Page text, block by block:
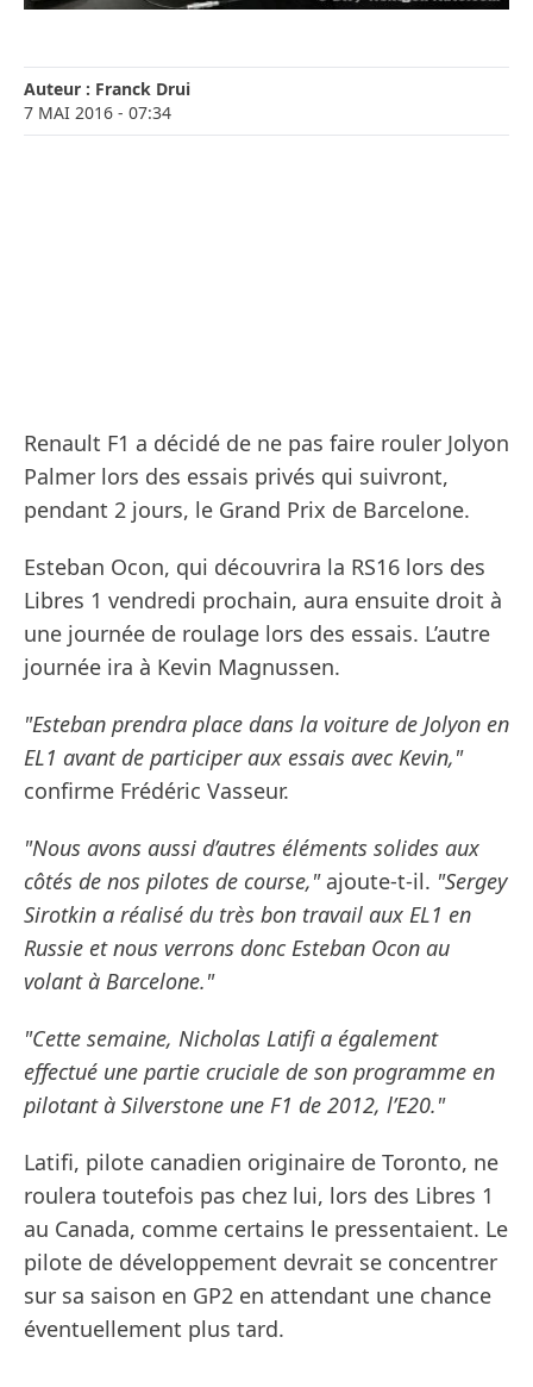
Auteur : Franck Drui
7 MAI 2016 - 07:34
Renault F1 a décidé de ne pas faire rouler Jolyon
Palmer lors des essais privés qui suivront,
pendant 2 jours, le Grand Prix de Barcelone.
Esteban Ocon, qui découvrira la RS16 lors des
Libres 1 vendredi prochain, aura ensuite droit à
une journée de roulage lors des essais. L’autre
journée ira à Kevin Magnussen.
"Esteban prendra place dans la voiture de Jolyon en
EL1 avant de participer aux essais avec Kevin,"
confirme Frédéric Vasseur.
"Nous avons aussi d’autres éléments solides aux
côtés de nos pilotes de course,"ajoute-t-il. "Sergey
Sirotkin a réalisé du très bon travail aux EL1 en
Russie et nous verrons donc Esteban Ocon au
volant à Barcelone."
"Cette semaine, Nicholas Latifi a également
effectué une partie cruciale de son programme en
pilotant à Silverstone une F1 de 2012, l’E20."
Latifi, pilote canadien originaire de Toronto, ne
roulera toutefois pas chez lui, lors des Libres 1
au Canada, comme certains le pressentaient. Le
pilote de développement devrait se concentrer
sur sa saison en GP2 en attendant une chance
éventuellement plus tard.